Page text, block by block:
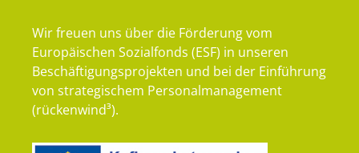
Wir freuen uns über die Förderung vom
Europäischen Sozialfonds (ESF) in unseren
Beschäftigungsprojekten und bei der Einführung
von strategischem Personalmanagement
(rückenwind³).